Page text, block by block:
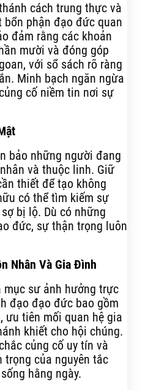
cách trung thực và
phận đạo đức quan
đảm rằng các khoản
mười và đóng góp
với sổ sách rõ ràng
Minh bạch ngăn ngừa
cố niềm tin nơi sự
bảo những người đang
và thuộc linh. Giữ
thiết để tạo không
có thể tìm kiếm sự
bị lộ. Dù có những
đức, sự thận trọng luôn
Nhân Và Gia Đình
sư ảnh hưởng trực
đạo đạo đức bao gồm
ưu tiên mối quan hệ gia
khiết cho hội chúng.
củng cố uy tín và
của nguyên tắc
hằng ngày.